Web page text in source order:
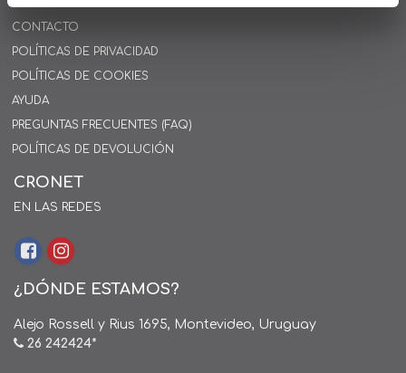
CONTACTO
POLÍTICAS DE PRIVACIDAD
POLÍTICAS DE COOKIES
AYUDA
PREGUNTAS FRECUENTES (FAQ)
POLÍTICAS DE DEVOLUCIÓN
CRONET
EN LAS REDES
¿DÓNDE ESTAMOS?
Alejo Rossell y Rius 1695, Montevideo, Uruguay
26 242424*